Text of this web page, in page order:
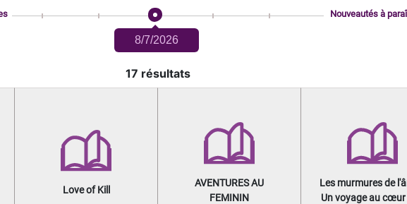
8/7/2026
Nouveautés à
17 résultats
Love of Kill
AVENTURES AU
FEMININ
Les murmures de
Un voyage au cœur